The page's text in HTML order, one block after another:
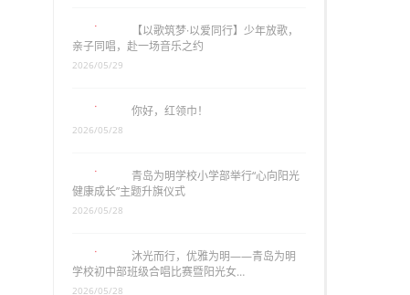
【以歌筑梦·以爱同行】少年放歌，
亲子同唱，赴一场音乐之约
你好，红领巾！
青岛为明学校小学部举行“心向阳光
健康成长”主题升旗仪式
沐光而行，优雅为明——青岛为明
学校初中部班级合唱比赛暨阳光女…